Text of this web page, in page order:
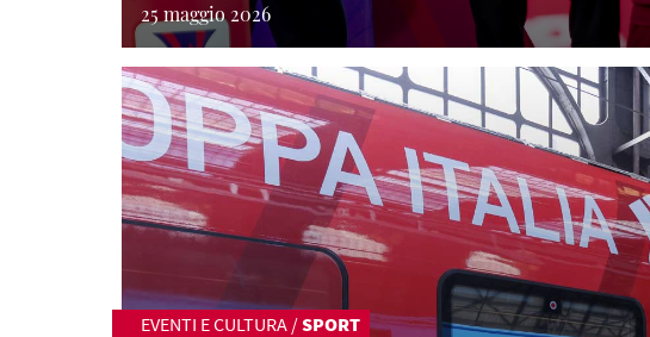
25 maggio 2026
EVENTI E CULTURA /SPORT